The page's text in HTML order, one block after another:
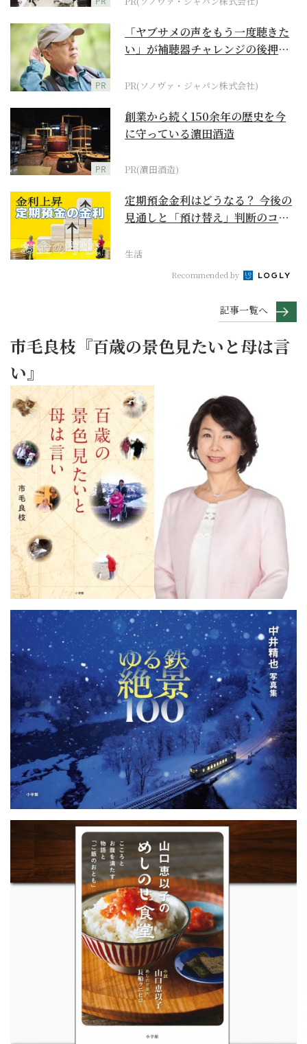
PR
「ヤブサメの声をもう一度聴きた
い」が補聴器チャレンジの後押し
PR(ソノヴァ・ジャパン株式会社)
PR
創業から続く150余年の歴史を今
に守っている濵田酒造
PR(濵田酒造)
定期預金金利はどうなる？ 今後の
見通しと「預け替え」判断のコツ
生活
Recommended by
記事一覧へ
市毛良枝『百歳の景色見たいと母は言
い』